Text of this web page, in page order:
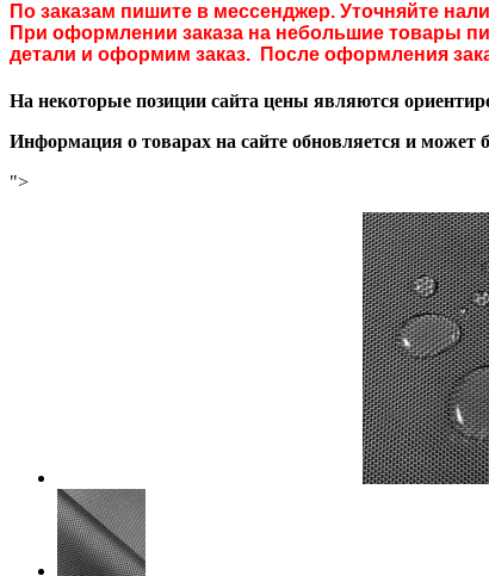
По заказам пишите в мессенджер. Уточняйте
При оформлении заказа на небольшие товары
детали и оформим заказ. После оформления
На некоторые позиции сайта цены являются
Информация о товарах на сайте обновляется и может
">